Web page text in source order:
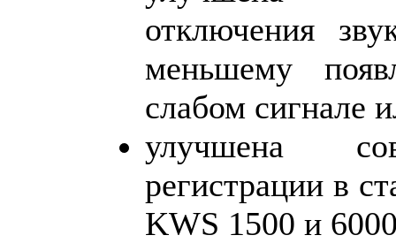
отключения
меньшему
слабом сигнале
улучшена
регистрации в
KWS 1500 и